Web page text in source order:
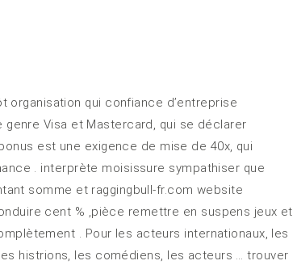
qui confiance d’entreprise
Visa et Mastercard, qui se déclarer
est une exigence de mise de 40x, qui
. interprète moisissure sympathiser que
somme et raggingbull-fr.com website
cent % ,pièce remettre en suspens jeux et
. Pour les acteurs internationaux, les
histrions, les comédiens, les acteurs … trouver